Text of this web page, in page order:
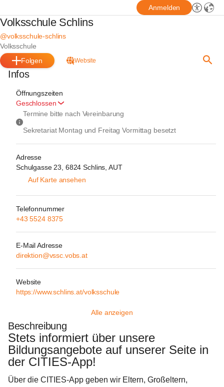
Anmelden
Volksschule Schlins
@volksschule-schlins
Volksschule
Folgen
Website
Infos
Öffnungszeiten
Geschlossen
Termine bitte nach Vereinbarung
Sekretariat Montag und Freitag Vormittag besetzt
Adresse
Schulgasse 23, 6824 Schlins, AUT
Auf Karte ansehen
Telefonnummer
+43 5524 8375
E-Mail Adresse
direktion@vssc.vobs.at
Website
https://www.schlins.at/volksschule
Alle anzeigen
Beschreibung
Stets informiert über unsere
Bildungsangebote auf unserer Seite in
der CITIES-App!
Über die CITIES-App geben wir Eltern, Großeltern,